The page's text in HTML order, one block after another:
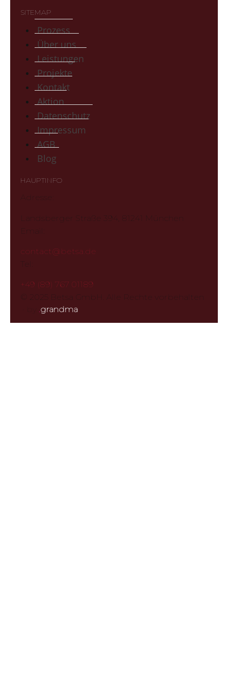
SITEMAP
Prozess
Über uns
Leistungen
Projekte
Kontakt
Aktion
Datenschutz
Impressum
AGB
Blog
HAUPTINFO
Adresse:
Landsberger Straße 394, 81241 München
Email:
contact@betsa.de
Tel:
+49 (89) 767 01189
© 2025 Betsa GmbH. Alle Rechte vorbehalten
.grandma